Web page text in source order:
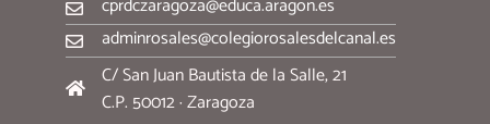
cprdczaragoza@educa.aragon.es
adminrosales@colegiorosalesdelcanal.es
C/ San Juan Bautista de la Salle, 21
C.P. 50012 · Zaragoza